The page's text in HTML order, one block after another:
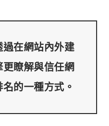
在網站內外建
瞭解與信任網